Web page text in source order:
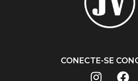
CONECTE-SE